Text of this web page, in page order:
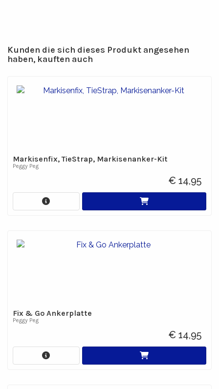
Kunden die sich dieses Produkt angesehen
haben, kauften auch
Markisenfix, TieStrap, Markisenanker-Kit
Peggy Peg
€ 14,95
Fix & Go Ankerplatte
Peggy Peg
€ 14,95